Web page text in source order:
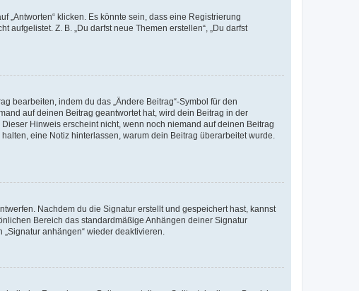
„Antworten“ klicken. Es könnte sein, dass eine Registrierung
Z. B. „Du darfst neue Themen erstellen“, „Du darfst
bearbeiten, indem du das „Ändere Beitrag“-Symbol für den
auf deinen Beitrag geantwortet hat, wird dein Beitrag in der
Hinweis erscheint nicht, wenn noch niemand auf deinen Beitrag
eine Notiz hinterlassen, warum dein Beitrag überarbeitet wurde.
Nachdem du die Signatur erstellt und gespeichert hast, kannst
Bereich das standardmäßige Anhängen deiner Signatur
anhängen“ wieder deaktivieren.